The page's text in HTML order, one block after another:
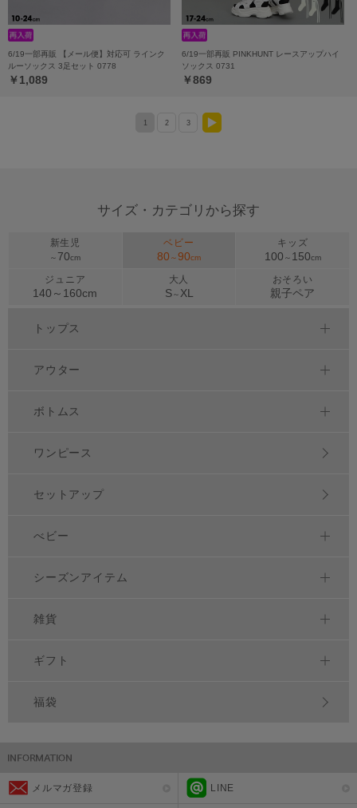
6/19一部再販 【メール便】対応可 ラインク
ルーソックス 3足セット 0778
￥1,089
6/19一部再販 PINKHUNT レースアップハイ
ソックス 0731
￥869
1 2 3
サイズ・カテゴリから探す
新生児
～ 70cm
ベビー
80 ～90cm
キッズ
100 ～ 150cm
ジュニア
140～ 160cm
大人
S～ XL
おそろい
親子ペア
トップス
アウター
ボトムス
ワンピース
セットアップ
べビー
シーズンアイテム
雑貨
ギフト
福袋
メルマガ登録 LINE